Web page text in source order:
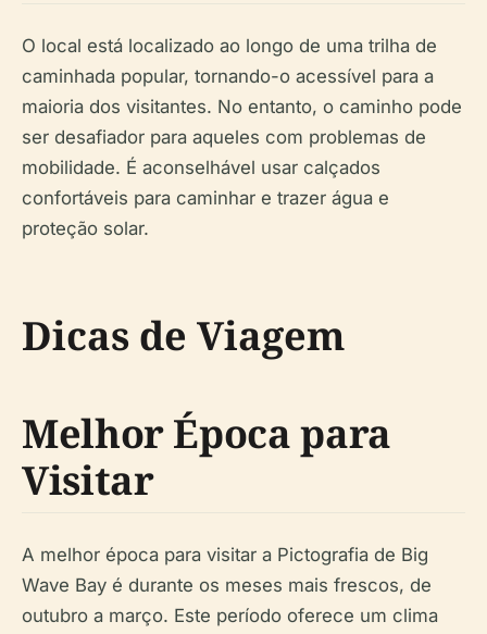
O local está localizado ao longo de uma trilha de
caminhada popular, tornando-o acessível para a
maioria dos visitantes. No entanto, o caminho pode
ser desafiador para aqueles com problemas de
mobilidade. É aconselhável usar calçados
confortáveis para caminhar e trazer água e
proteção solar.
Dicas de Viagem
Melhor Época para
Visitar
A melhor época para visitar a Pictografia de Big
Wave Bay é durante os meses mais frescos, de
outubro a março. Este período oferece um clima